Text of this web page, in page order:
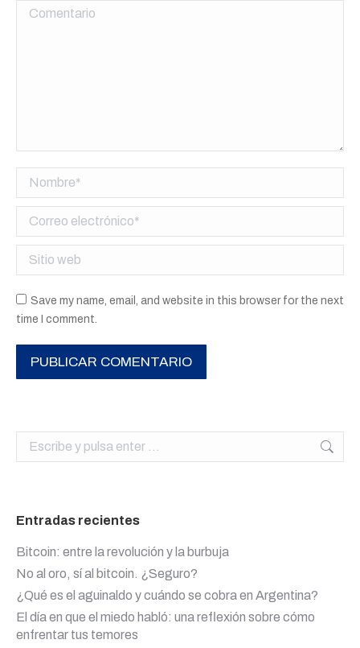
Comentario
Nombre *
Correo electrónico *
Sitio web
Save my name, email, and website in this browser for the next
time I comment.
PUBLICAR COMENTARIO
Buscar:
Entradas recientes
Bitcoin: entre la revolución y la burbuja
No al oro, sí al bitcoin. ¿Seguro?
¿Qué es el aguinaldo y cuándo se cobra en Argentina?
El día en que el miedo habló: una reflexión sobre cómo
enfrentar tus temores